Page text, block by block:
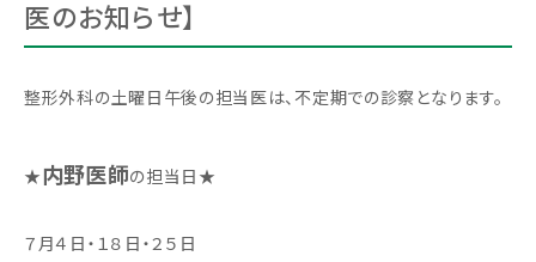
医のお知らせ】
整形外科の土曜日午後の担当医は、不定期での診察となります。
★内野医師の担当日★
７月４日・１８日・２５日